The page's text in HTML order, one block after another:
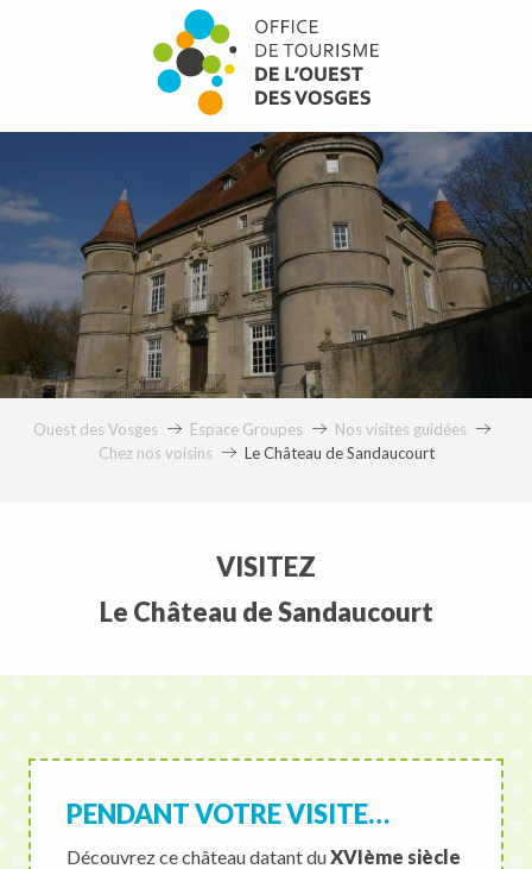
Ouest des Vosges Espace Groupes
Nos visites guidées
Chez nos voisins
Le Château de Sandaucourt
Le Château de
VISITEZ
Le Château de Sandaucourt
PENDANT VOTRE VISITE…
Découvrez ce château datant duXVIème siècle